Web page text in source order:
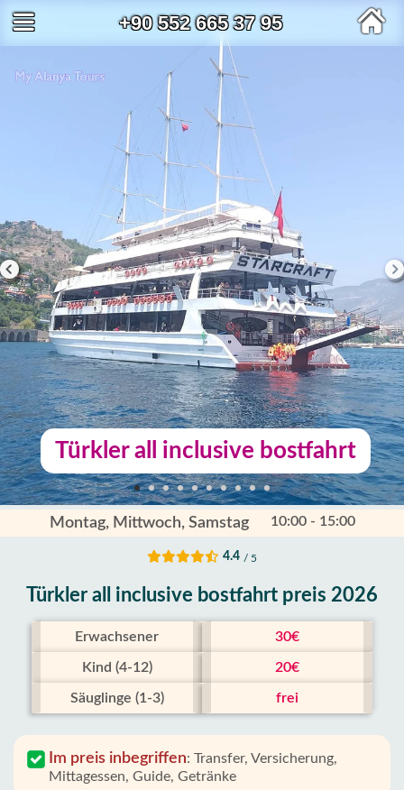
+90 552 665 37 95
Türkler all inclusive bostfahrt
Montag, Mittwoch, Samstag 10:00 - 15:00
4.4 / 5
Türkler all inclusive bostfahrt preis 2026
Erwachsener 30€
Kind (4-12) 20€
Säuglinge (1-3) frei
Im preis inbegriffen: Transfer, Versicherung,
Mittagessen, Guide, Getränke